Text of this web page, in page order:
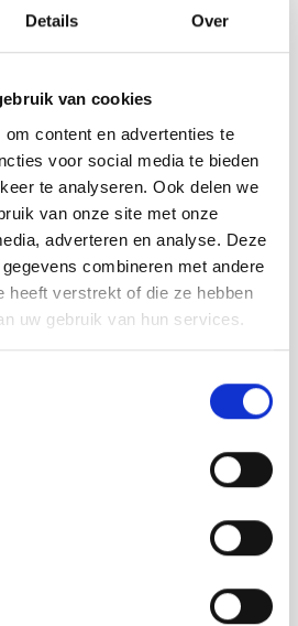
Details Over
van cookies
content en advertenties te
voor social media te bieden
te analyseren. Ook delen we
van onze site met onze
adverteren en analyse. Deze
combineren met andere
heeft verstrekt of die ze hebben
uw gebruik van hun services.
bekeken ook: